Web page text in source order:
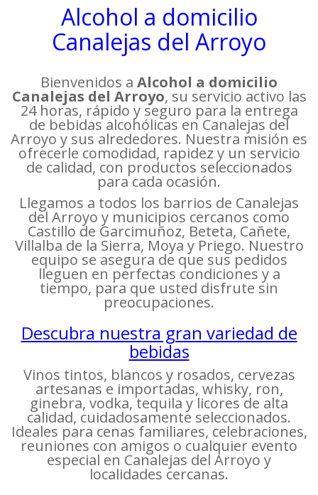
Alcohol a domicilio
Canalejas del Arroyo
Bienvenidos a Alcohol a domicilio
Canalejas del Arroyo, su servicio activo las
24 horas, rápido y seguro para la entrega
de bebidas alcohólicas en Canalejas del
Arroyo y sus alrededores. Nuestra misión es
ofrecerle comodidad, rapidez y un servicio
de calidad, con productos seleccionados
para cada ocasión.
Llegamos a todos los barrios de Canalejas
del Arroyo y municipios cercanos como
Castillo de Garcimuñoz, Beteta, Cañete,
Villalba de la Sierra, Moya y Priego. Nuestro
equipo se asegura de que sus pedidos
lleguen en perfectas condiciones y a
tiempo, para que usted disfrute sin
preocupaciones.
Descubra nuestra gran variedad de
bebidas
Vinos tintos, blancos y rosados, cervezas
artesanas e importadas, whisky, ron,
ginebra, vodka, tequila y licores de alta
calidad, cuidadosamente seleccionados.
Ideales para cenas familiares, celebraciones,
reuniones con amigos o cualquier evento
especial en Canalejas del Arroyo y
localidades cercanas.